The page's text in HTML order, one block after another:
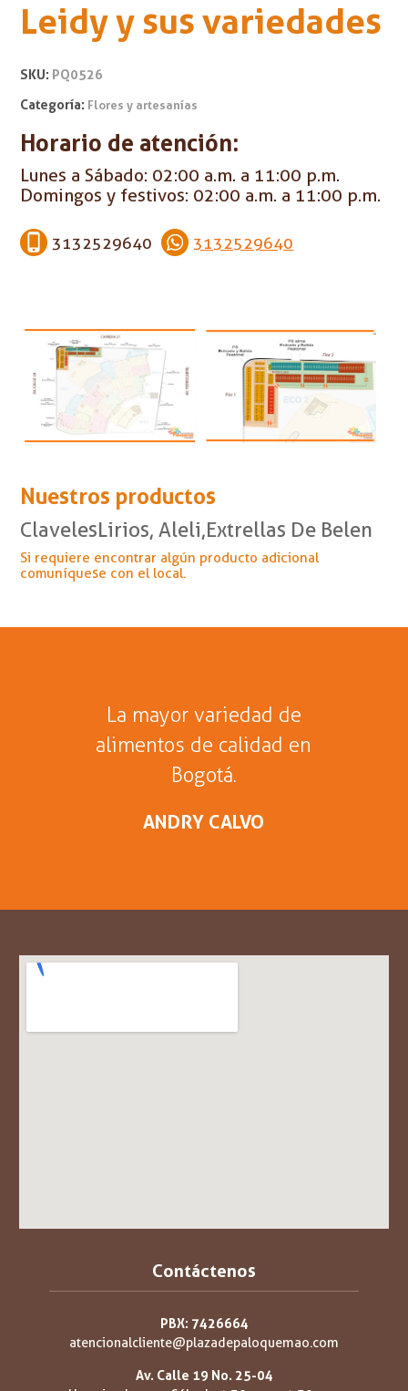
Leidy y sus variedades
SKU: PQ0526
Categoría: Flores y artesanías
Horario de atención:
Lunes a Sábado: 02:00 a.m. a 11:00 p.m.
Domingos y festivos: 02:00 a.m. a 11:00 p.m.
3132529640 3132529640
Nuestros productos
ClavelesLirios, Aleli,Extrellas De Belen
Si requiere encontrar algún producto adicional
comuníquese con el local.
La mayor variedad de
alimentos de calidad en
Bogotá.
ANDRY CALVO
Contáctenos
PBX: 7426664
atencionalcliente@plazadepaloquemao.com
Av. Calle 19 No. 25-04